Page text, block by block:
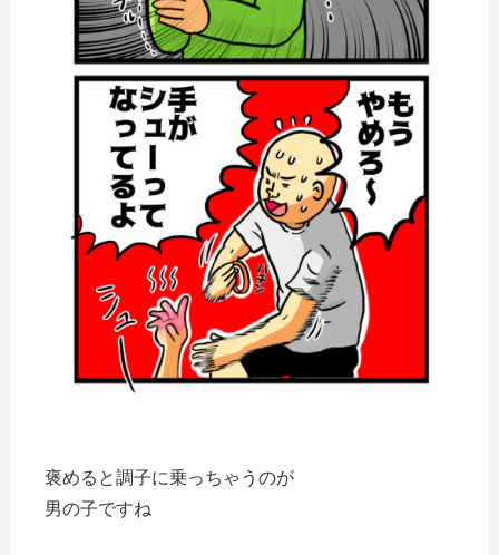
褒めると調子に乗っちゃうのが
男の子ですね